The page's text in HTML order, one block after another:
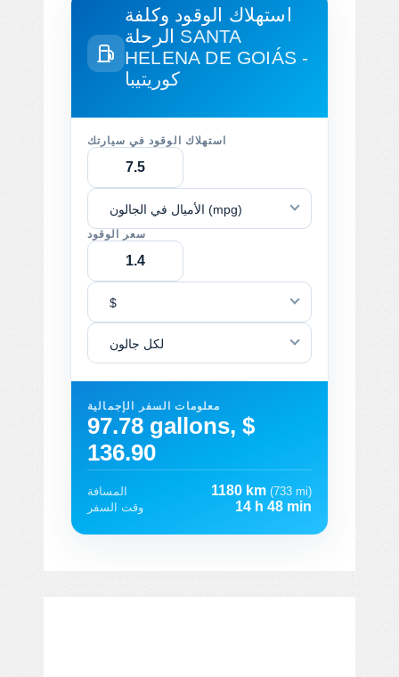
استهلاك الوقود وكلفة
SANTA
HELENA DE GOIÁS -
كوريتيبا
استهلاك الوقود في سيارتك
الأميال في الجالون (mpg)
سعر الوقود
$
لكل جالون
معلومات السفر الإجمالية
97.78 gallons, $
136.90
المسافة 1180 km (733 mi)
وقت السفر
14 h 48 min